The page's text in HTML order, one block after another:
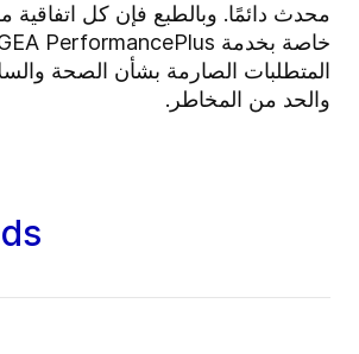
محدث دائمًا. وبالطبع فإن كل
المتطلبات الصارمة بشأن الصحة
والحد من المخاطر.